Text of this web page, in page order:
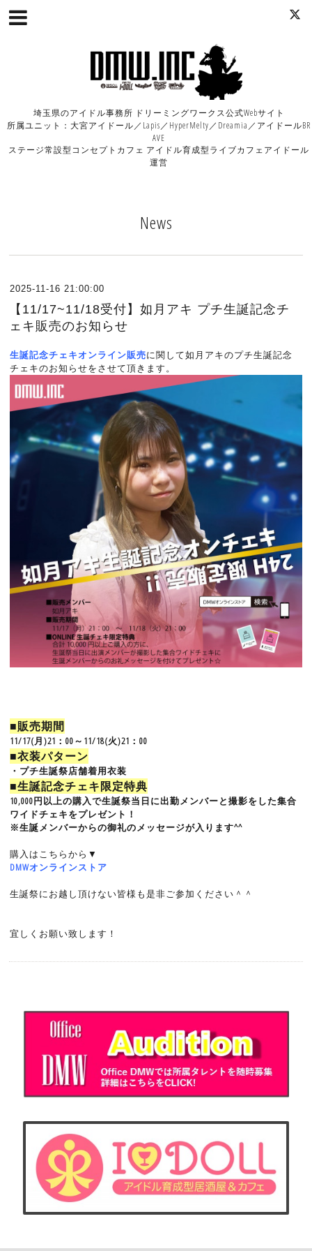
埼玉県のアイドル事務所 ドリーミングワークス公式Webサイト
所属ユニット：大宮アイドール／Lapis／HyperMelty／Dreamia／アイドールBR
AVE
ステージ常設型コンセプトカフェ アイドル育成型ライブカフェアイドール
運営
News
2025-11-16 21:00:00
【11/17~11/18受付】如月アキ プチ生誕記念チ
ェキ販売のお知らせ
生誕記念チェキオンライン販売に関して如月アキのプチ生誕記念
チェキのお知らせをさせて頂きます。
■販売期間
11/17(月)21：00～11/18(火)21：00
■衣装パターン
・プチ生誕祭店舗着用衣装
■生誕記念チェキ限定特典
10,000円以上の購入で生誕祭当日に出勤メンバーと撮影をした集合
ワイドチェキをプレゼント！
※生誕メンバーからの御礼のメッセージが入ります^^
購入はこちらから▼
DMWオンラインストア
生誕祭にお越し頂けない皆様も是非ご参加ください＾＾
宜しくお願い致します！